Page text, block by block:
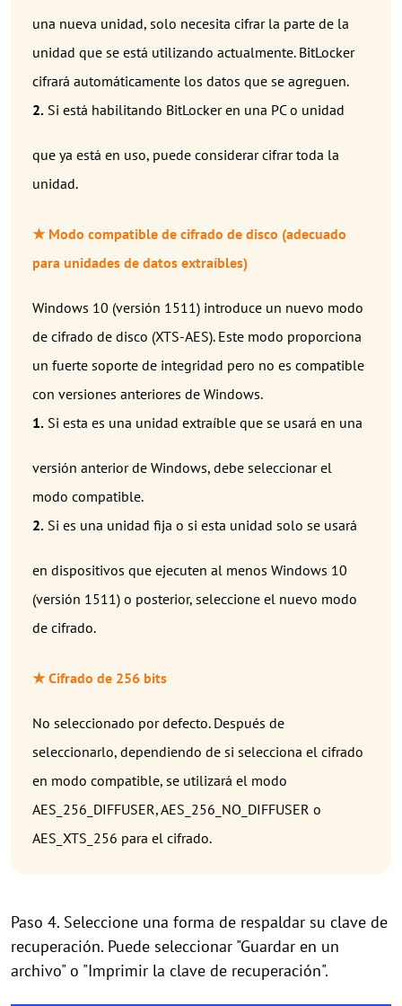
una nueva unidad, solo necesita cifrar la parte de la
unidad que se está utilizando actualmente. BitLocker
cifrará automáticamente los datos que se agreguen.
2. Si está habilitando BitLocker en una PC o unidad
que ya está en uso, puede considerar cifrar toda la
unidad.
★ Modo compatible de cifrado de disco (adecuado
para unidades de datos extraíbles)
Windows 10 (versión 1511) introduce un nuevo modo
de cifrado de disco (XTS-AES). Este modo proporciona
un fuerte soporte de integridad pero no es compatible
con versiones anteriores de Windows.
1. Si esta es una unidad extraíble que se usará en una
versión anterior de Windows, debe seleccionar el
modo compatible.
2. Si es una unidad fija o si esta unidad solo se usará
en dispositivos que ejecuten al menos Windows 10
(versión 1511) o posterior, seleccione el nuevo modo
de cifrado.
★ Cifrado de 256 bits
No seleccionado por defecto. Después de
seleccionarlo, dependiendo de si selecciona el cifrado
en modo compatible, se utilizará el modo
AES_256_DIFFUSER, AES_256_NO_DIFFUSER o
AES_XTS_256 para el cifrado.
Paso 4. Seleccione una forma de respaldar su clave de
recuperación. Puede seleccionar "Guardar en un
archivo" o "Imprimir la clave de recuperación".